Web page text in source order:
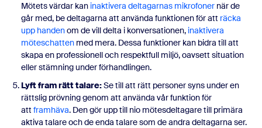
Mötets värdar kan inaktivera deltagarnas mikrofoner när de
går med, be deltagarna att använda funktionen för att räcka
upp handenom de vill delta i konversationen, inaktivera
möteschatten med mera. Dessa funktioner kan bidra till att
skapa en professionell och respektfull miljö, oavsett situation
eller stämning under förhandlingen.
Lyft fram rätt talare:Se till att rätt personer syns under en
rättslig prövning genom att använda vår funktion för
att framhäva. Den gör upp till nio mötesdeltagare till primära
aktiva talare och de enda talare som de andra deltagarna ser.